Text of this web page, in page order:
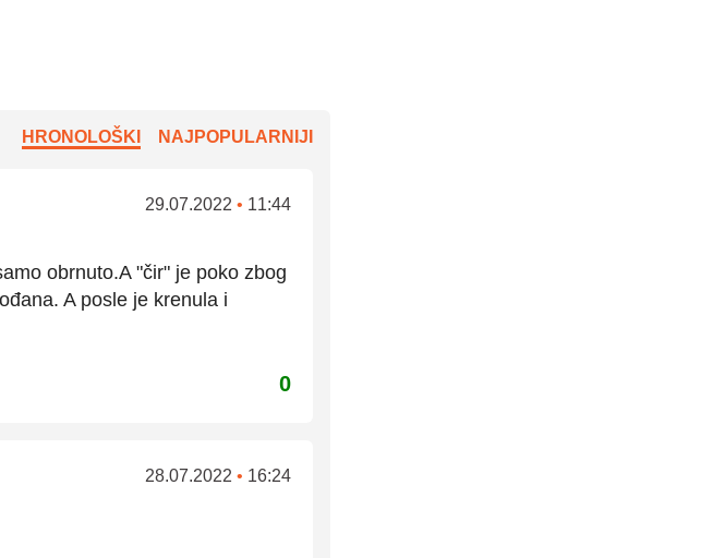
HRONOLOŠKI NAJPOPULARNIJI
29.07.2022 • 11:44
obrnuto.A "čir" je poko zbog
A posle je krenula i
0
28.07.2022 • 16:24